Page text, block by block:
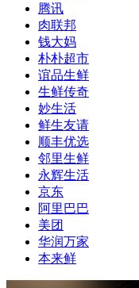
腾讯
肉联邦
钱大妈
朴朴超市
谊品生鲜
生鲜传奇
妙生活
鲜生友请
顺丰优选
邻里生鲜
永辉生活
京东
阿里巴巴
美团
华润万家
本来鲜